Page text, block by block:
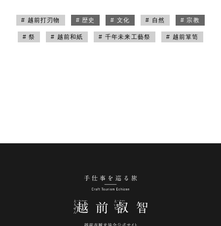
# 越前打刃物 # 歴史 # 文化 # 自然 # 宗教
# 祭 # 越前和紙 # 千年未来工藝祭 # 越前箪笥